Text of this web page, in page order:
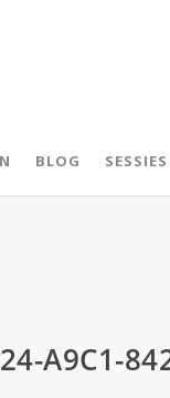
BLOG SESSIES
A9C1-